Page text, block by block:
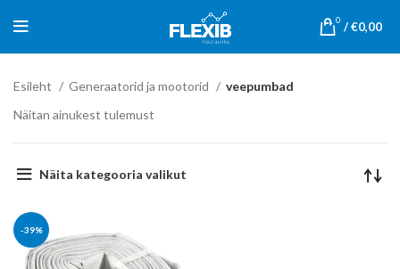
0 /€0,00
Esileht Generaatorid ja mootorid
veepumbad
Näitan ainukest tulemust
Näita kategooria valikut
-39%